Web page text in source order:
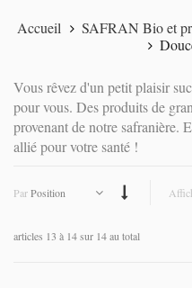
Accueil SAFRAN Bio et
Vous rêvez d'un petit plaisir
pour vous. Des produits de
provenant de notre safranière.
allié pour votre santé !
ParPosition
articles 13 à 14 sur 14 au total